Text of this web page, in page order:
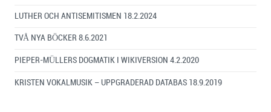
LUTHER OCH ANTISEMITISMEN 18.2.2024
TVÅ NYA BÖCKER 8.6.2021
PIEPER-MÜLLERS DOGMATIK I WIKIVERSION 4.2.2020
KRISTEN VOKALMUSIK – UPPGRADERAD DATABAS 18.9.2019